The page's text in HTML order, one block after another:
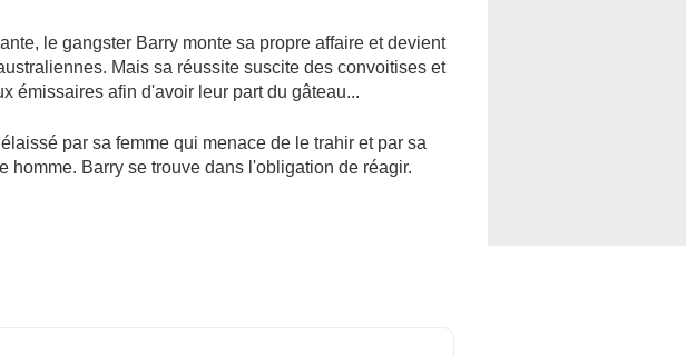
le gangster Barry monte sa propre affaire et devient
Mais sa réussite suscite des convoitises et
émissaires afin d'avoir leur part du gâteau...
par sa femme qui menace de le trahir et par sa
homme. Barry se trouve dans l'obligation de réagir.